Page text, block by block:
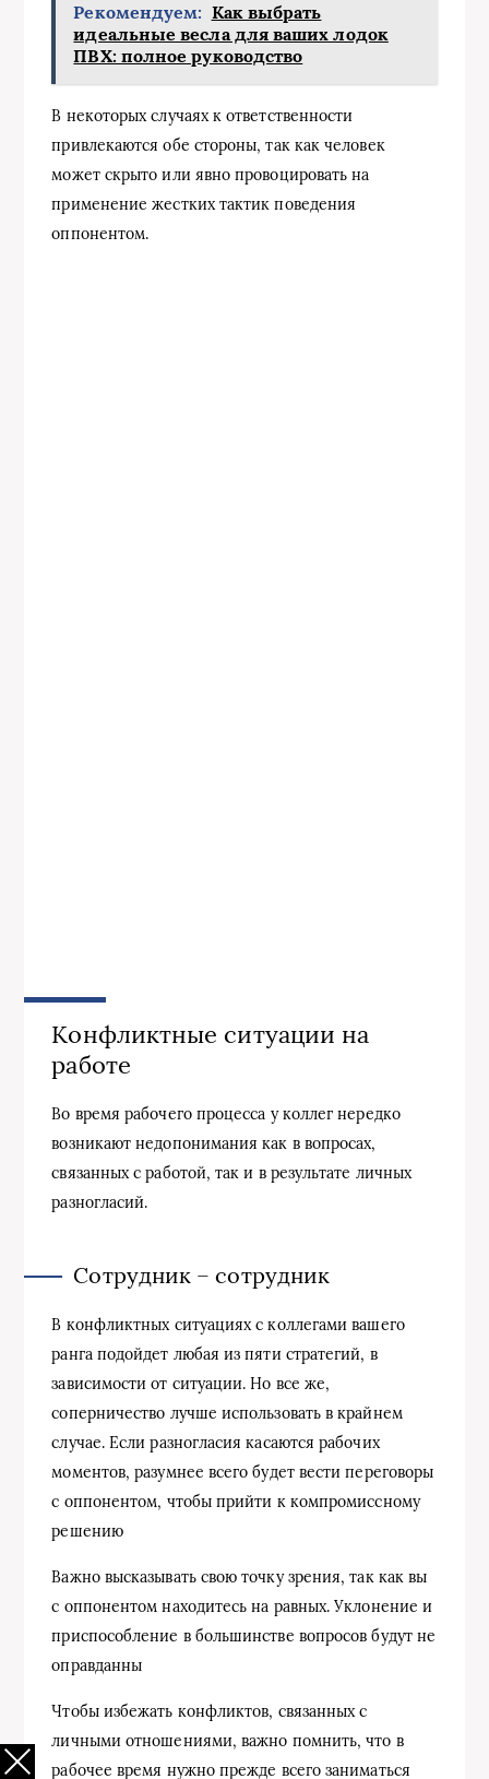
Рекомендуем: Как выбрать
идеальные весла для ваших лодок
ПВХ: полное руководство
В некоторых случаях к ответственности
привлекаются обе стороны, так как человек
может скрыто или явно провоцировать на
применение жестких тактик поведения
оппонентом.
Конфликтные ситуации на
работе
Во время рабочего процесса у коллег нередко
возникают недопонимания как в вопросах,
связанных с работой, так и в результате личных
разногласий.
Сотрудник – сотрудник
В конфликтных ситуациях с коллегами вашего
ранга подойдет любая из пяти стратегий, в
зависимости от ситуации. Но все же,
соперничество лучше использовать в крайнем
случае. Если разногласия касаются рабочих
моментов, разумнее всего будет вести переговоры
с оппонентом, чтобы прийти к компромиссному
решению
Важно высказывать свою точку зрения, так как вы
с оппонентом находитесь на равных. Уклонение и
приспособление в большинстве вопросов будут не
оправданны
Чтобы избежать конфликтов, связанных с
личными отношениями, важно помнить, что в
рабочее время нужно прежде всего заниматься